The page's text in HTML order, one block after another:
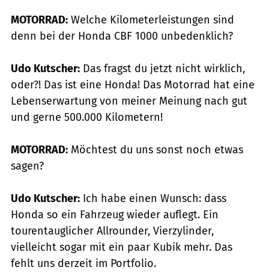
MOTORRAD: Welche Kilometerleistungen sind
denn bei der Honda CBF 1000 unbedenklich?
Udo Kutscher: Das fragst du jetzt nicht wirklich,
oder?! Das ist eine Honda! Das Motorrad hat eine
Lebens­erwartung von meiner Meinung nach gut
und gerne 500.000 Kilometern!
MOTORRAD: Möchtest du uns sonst noch etwas
sagen?
Udo Kutscher: Ich habe einen Wunsch: dass
Honda so ein Fahrzeug wieder auflegt. Ein
tourentauglicher Allrounder, Vierzylinder,
vielleicht sogar mit ein paar Kubik mehr. Das
fehlt uns derzeit im Portfolio.